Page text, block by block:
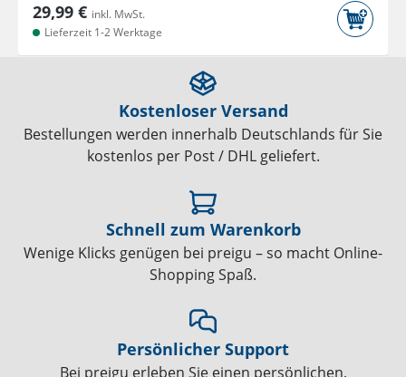
29,99 € inkl. MwSt.
Lieferzeit 1-2 Werktage
Kostenloser Versand
Bestellungen werden innerhalb Deutschlands für Sie
kostenlos per Post / DHL geliefert.
Schnell zum Warenkorb
Wenige Klicks genügen bei preigu – so macht Online-
Shopping Spaß.
Persönlicher Support
Bei preigu erleben Sie einen persönlichen,